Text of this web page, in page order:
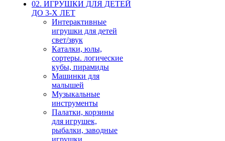
02. ИГРУШКИ ДЛЯ ДЕТЕЙ
ДО 3-Х ЛЕТ
Интерактивные
игрушки для детей
свет/звук
Каталки, юлы,
сортеры. логические
кубы, пирамиды
Машинки для
малышей
Музыкальные
инструменты
Палатки, корзины
для игрушек,
рыбалки, заводные
игрушки